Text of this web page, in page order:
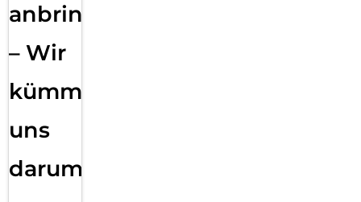
anbringen
– Wir
kümmern
uns
darum!